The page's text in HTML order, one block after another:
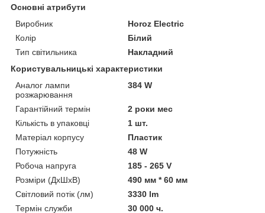
Основні атрибути
Виробник
Horoz Electric
Колір
Білий
Тип світильника
Накладний
Користувальницькі характеристики
Аналог лампи
розжарювання
384 W
Гарантійний термін
2 роки мес
Кількість в упаковці
1 шт.
Матеріал корпусу
Пластик
Потужність
48 W
Робоча напруга
185 - 265 V
Розміри (ДхШхВ)
490 мм * 60 мм
Світловий потік (лм)
3330 lm
Термін служби
30 000 ч.